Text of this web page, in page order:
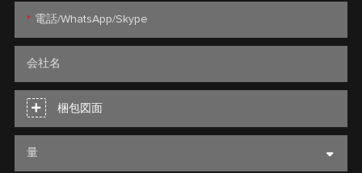
電話/WhatsApp/Skype
会社名
梱包図面
量